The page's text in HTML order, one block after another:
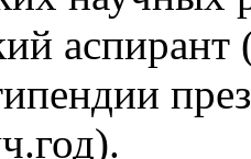
аспирант